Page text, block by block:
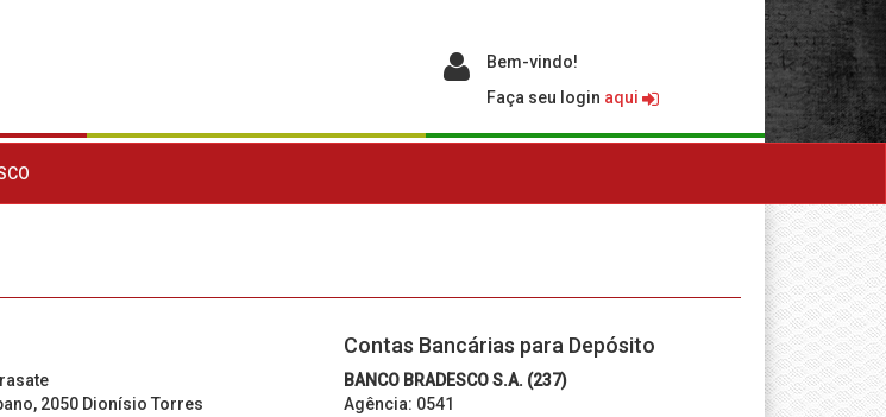
Bem-vindo!
Faça seu login aqui
2050 Dionísio Torres
Contas Bancárias para Depósito
BANCO BRADESCO S.A. (237)
Agência: 0541